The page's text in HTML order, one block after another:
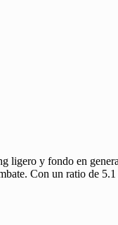
ligero y fondo en
Con un ratio de